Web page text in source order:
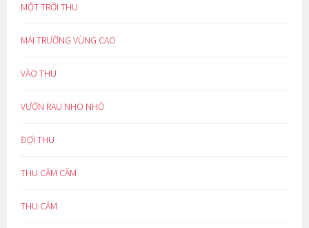
MỘT TRỜI THU
MÁI TRƯỜNG VÙNG CAO
VÀO THU
VƯỜN RAU NHO NHỎ
ĐỢI THU
THU CĂM CĂM
THU CẢM